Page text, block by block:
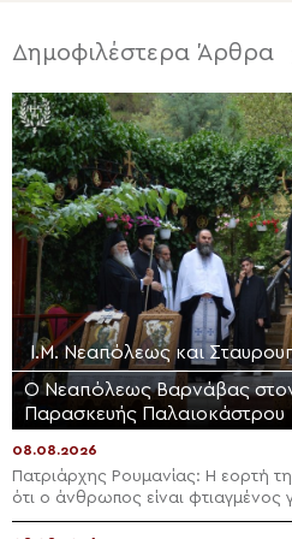
Δημοφιλέστερα Άρθρα
Ι.Μ. Νεαπόλεως και
Ο Νεαπόλεως Βαρνάβας στον
Παρασκευής Παλαιοκάστρου
08.08.2026
Πατριάρχης Ρουμανίας: Η εορτή
ότι ο άνθρωπος είναι φτιαγμένος